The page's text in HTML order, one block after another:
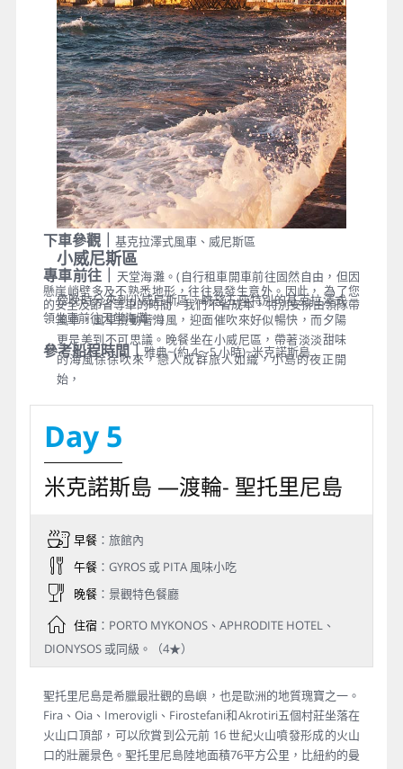
小威尼斯區
傍晚時分來到小威尼斯區，眺望五座特別的基克拉澤式
風車，風車攪動著海風，迎面催吹來好似暢快，而夕陽
更是美到不可思議。晚餐坐在小威尼區，帶著淡淡甜味
的海風徐徐吹來，戀人成群旅人如織，小島的夜正開
始，
下車參觀｜ 基克拉澤式風車、威尼斯區
專車前往｜ 天堂海灘。(自行租車開車前往固然自由，但因
懸崖峭壁多及不熟悉地形，往往易發生意外。因此， 為了您
的安全及節省等車的時間，我們不省成本，特別安排由領隊帶
領坐車前往天堂海灘。)
參考船程時間｜雅典~(約 4～5 小時)~米克諾斯島
Day 5
米克諾斯島 —渡輪- 聖托里尼島
早餐：旅館內
午餐：GYROS 或 PITA 風味小吃
晚餐：景觀特色餐廳
住宿：PORTO MYKONOS、APHRODITE HOTEL、
DIONYSOS 或同級。（4★）
聖托里尼島是希臘最壯觀的島嶼，也是歐洲的地質瑰寶之一。
Fira、Oia、Imerovigli、Firostefani和Akrotiri五個村莊坐落在
火山口頂部，可以欣賞到公元前 16 世紀火山噴發形成的火山
口的壯麗景色。聖托里尼島陸地面積76平方公里，比紐約的曼